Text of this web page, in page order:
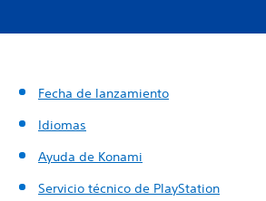
Fecha de lanzamiento
Idiomas
Ayuda de Konami
Servicio técnico de PlayStation